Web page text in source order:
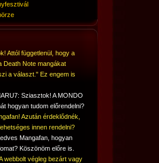
Attól függetlenül, hogy a
Death Note mangákat
a választ." Ez engem is
Sziasztok! A MONDO
hogyan tudom előrendelni?
Azután érdeklődnék,
innen rendelni?
Mangafan, hogyan
Köszönöm előre is.
webbolt végleg bezárt vagy